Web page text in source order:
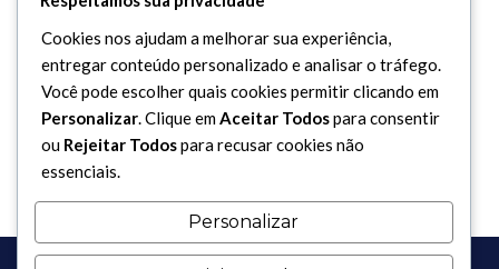
Paraíso, de seus prazeres, deleites e recompensas eternas aqueles
que transgridam nas coisas proibidas.
7 Súplica.
Cookies nos ajudam a melhorar sua experiência,
entregar conteúdo personalizado e analisar o tráfego.
Você pode escolher quais cookies permitir clicando em
Personalizar. Clique emAceitar Todospara consentir
ou Rejeitar Todospara recusar cookies não
essenciais.
Personalizar